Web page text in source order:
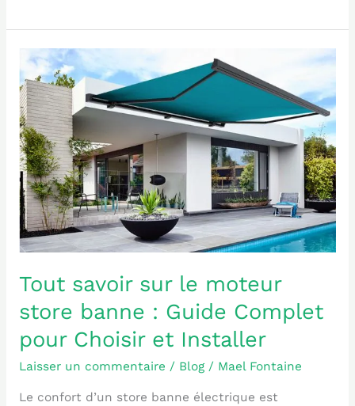
Tout savoir sur le moteur
store banne : Guide Complet
pour Choisir et Installer
Laisser un commentaire / Blog/ Mael Fontaine
Le confort d’un store banne électrique est
Tout
savoir
sur
le
moteur
store
banne
:
Guide
Complet
pour
Installer